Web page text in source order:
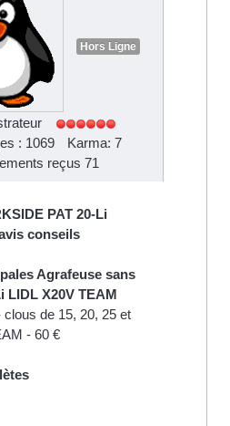
Hors Ligne
: 1069
Karma: 7
reçus 71
PAT 20-Li
conseils
Agrafeuse sans
LIDL X20V TEAM
de 15, 20, 25 et
- 60 €